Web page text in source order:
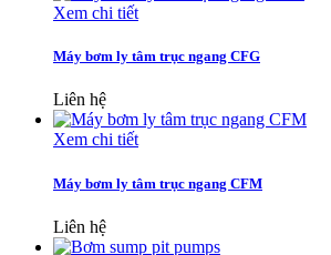
Xem chi tiết
Máy bơm ly tâm trục ngang CFG
Liên hệ
Xem chi tiết
Máy bơm ly tâm trục ngang CFM
Liên hệ